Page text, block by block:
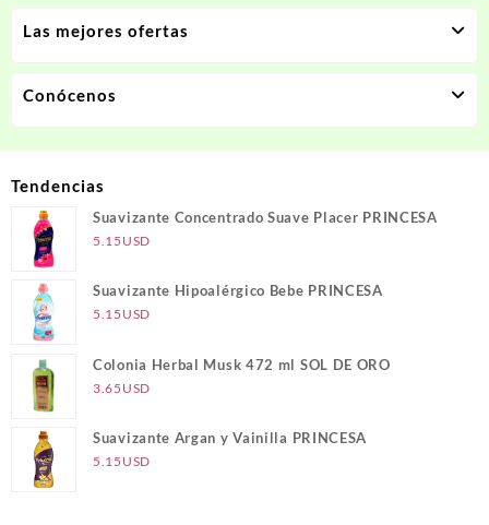
Las mejores ofertas
Conócenos
Tendencias
Suavizante Concentrado Suave Placer PRINCESA
5.15 USD
Suavizante Hipoalérgico Bebe PRINCESA
5.15 USD
Colonia Herbal Musk 472 ml SOL DE ORO
3.65 USD
Suavizante Argan y Vainilla PRINCESA
5.15 USD